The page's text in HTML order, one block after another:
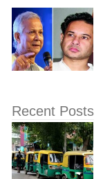
Recent Posts